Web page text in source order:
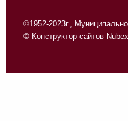
©1952-2023г.,
© Конструктор сайтов